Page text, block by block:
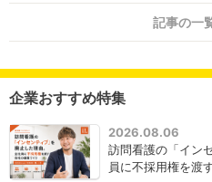
記事の一
企業おすすめ特集
2026.08.06
訪問看護の「イン
員に不採用権を渡